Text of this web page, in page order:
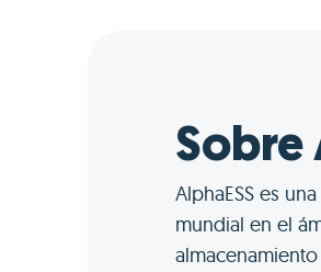
Sobre
AlphaESS es
mundial en el